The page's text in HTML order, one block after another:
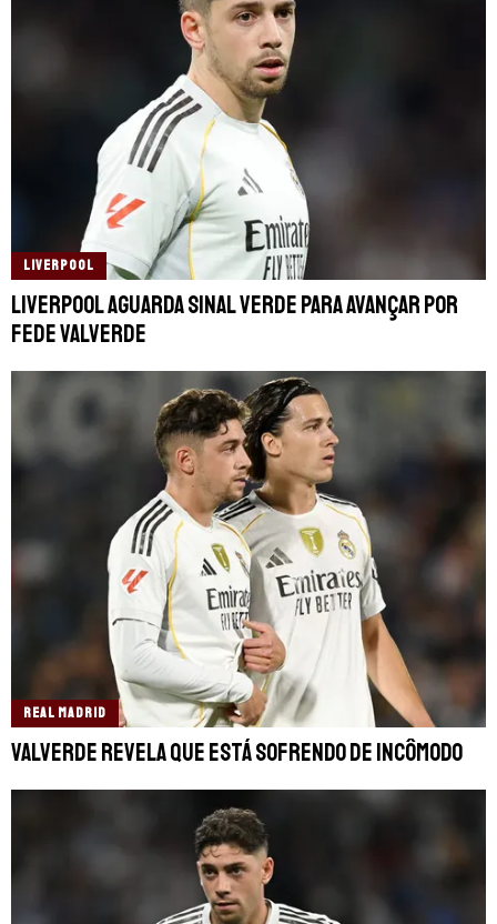
LIVERPOOL
Liverpool aguarda sinal verde para avançar por
Fede Valverde
REAL MADRID
Valverde revela que está sofrendo de incômodo